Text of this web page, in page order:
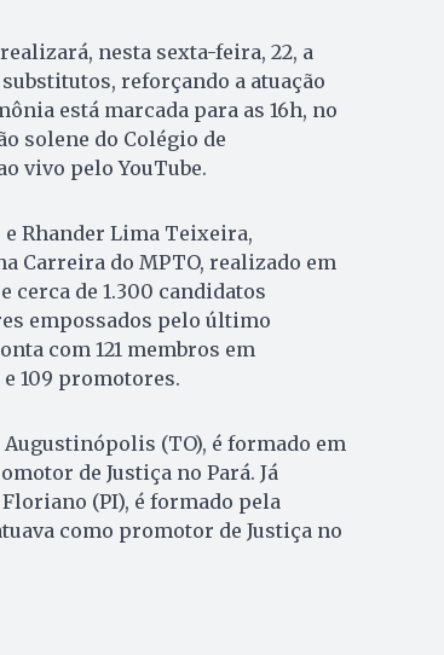
nesta sexta-feira, 22, a
reforçando a atuação
está marcada para as 16h, no
solene do Colégio de
vivo pelo YouTube.
Rhander Lima Teixeira,
Carreira do MPTO, realizado em
cerca de 1.300 candidatos
empossados pelo último
com 121 membros em
109 promotores.
(TO), é formado em
de Justiça no Pará. Já
(PI), é formado pela
como promotor de Justiça no